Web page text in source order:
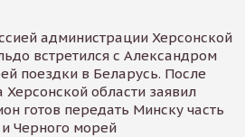
администрации Херсонской
встретился с Александром
поездки в Беларусь. После
Херсонской области заявил
готов передать Минску часть
Черного морей